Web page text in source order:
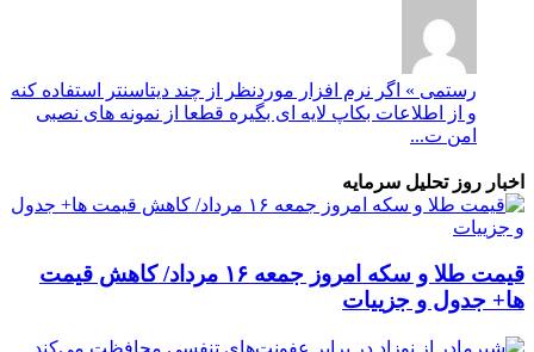
رستمی » اگر نرم افزار موردنظر از چند دیتاسنتر استفاده کنه
و از اطلاعات بکاپ لایه ای بگیره قطعا از نمونه های نصبی
امن ت...
اخبار روز تحلیل سرمایه
قیمت طلا و سکه امروز جمعه ۱۶ مرداد/ کاهش قیمت
ها+ جدول و جزییات